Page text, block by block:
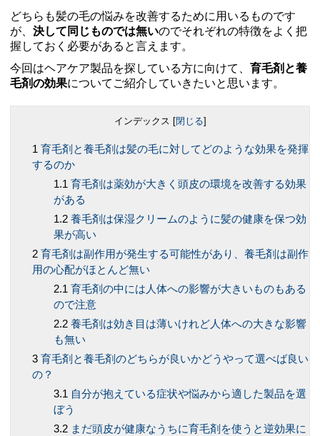
どちらも髪の毛の悩みを改善するために用いるものです
が、 決して同じものでは無いのでそれぞれの特徴をよく把
握しておく必要があると言えます。
今回はヘアケア製品を探している方に向けて、 育毛剤と養
毛剤の効果についてご紹介していきたいと思います。
インデックス [閉じる]
育毛剤と養毛剤は髪の毛に対してどのような効果を発揮
するのか
育毛剤は薬効が大きく頭皮の環境を改善する効果
がある
養毛剤は保湿クリームのように髪の健康を保つ効
果が高い
育毛剤は副作用が発生する可能性があり、養毛剤は副作
用の心配がほとんど無い
育毛剤の中には人体への影響が大きいものもある
ので注意
養毛剤は効き目は薄いけれど人体への大きな影響
も無い
育毛剤と養毛剤のどちらが良いかどうやって選べば良い
の？
自分が抱えている症状や悩みから適した製品を選
ぼう
まだ頭皮が健康なうちに育毛剤を使うと逆効果に